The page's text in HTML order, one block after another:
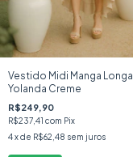
Vestido Midi Manga Longa
Yolanda Creme
R$249,90
R$237,41 com Pix
4x de R$62,48 sem juros